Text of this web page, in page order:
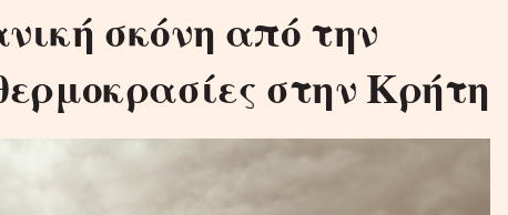
σκόνη από την
στην Κρήτη